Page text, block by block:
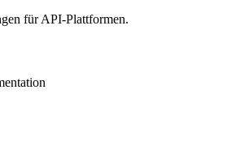
für API-Plattformen.